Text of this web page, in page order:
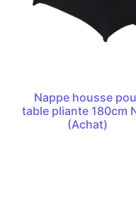
Nappe housse
table pliante 180cm
(Achat)